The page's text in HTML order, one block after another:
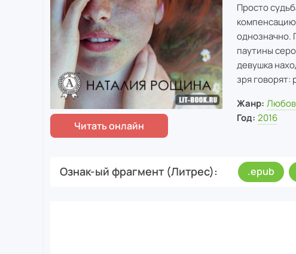
Просто
однозначно.
паутины
девушка
зря говорят:
Жанр:
Год: 2016
Ознак-ый фрагмент (Литрес) .epub